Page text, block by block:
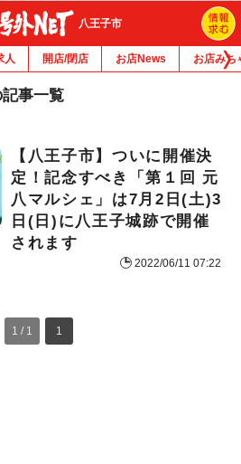
八王子市
人 開店/閉店 お店News お店みち
事一覧
【八王子市】ついに開催決
定！記念すべき「第１回 元
八マルシェ」は7月2日(土)3
日(日)に八王子城跡で開催
されます
2022/06/11 07:22
1 / 1 1